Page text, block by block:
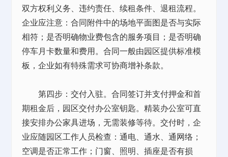
双方权利义务、违约责任、续租条件、退租流程。
企业应注意：合同附件中的场地平面图是否与实际
相符；是否明确物业费包含的服务项目；是否明确
停车月卡数量和费用。合同一般由园区提供标准模
板，企业如有特殊需求可协商增补条款。
第四步：交付入驻。合同签订并支付押金和首
期租金后，园区交付办公室钥匙。精装办公室可直
接安排办公家具进场，无需装修等待。交付时，企
业应随园区工作人员检查：通电、通水、通网络；
空调是否正常工作；门窗、照明、插座是否有损